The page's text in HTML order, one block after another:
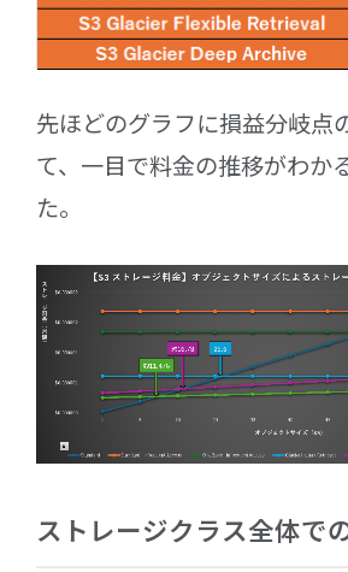
先ほどのグラフに損益分岐点
て、一目で料金の推移がわか
た。
ストレージクラス全体で